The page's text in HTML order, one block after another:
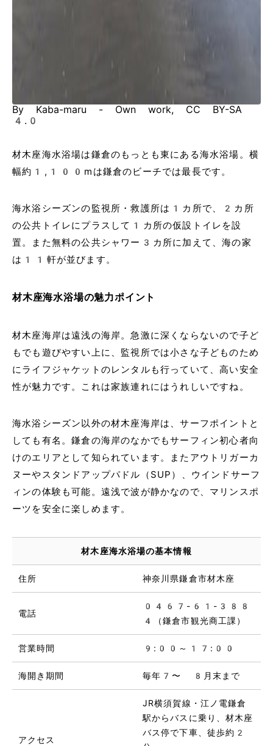
By Kaba-maru - Own work, CC BY-SA
4.0
材木座海水浴場は鎌倉のもっとも東にある海水浴場。横
幅約1,100mは鎌倉のビーチでは最長です。
海水浴シーズンの監視所・救護所は1カ所で、2カ所
の公共トイレにプラスして1カ所の仮設トイレを設
置。また無料の公共シャワー3カ所に加えて、海の家
は11軒が並びます。
材木座海水浴場の魅力ポイント
材木座海岸は遠浅の海岸。急激に深くならないので子ど
もでも遊びやすい上に、監視所では小さな子どものため
にライフジャケットのレンタルも行っていて、高い安全
性が魅力です。これは家族連れにはうれしいですね。
海水浴シーズン以外の材木座海岸は、サーフポイントと
しても有名。鎌倉の海岸のなかでもサーフィン初心者向
けのエリアとして知られています。またアウトリガーカ
ヌーやスタンドアップパドル（SUP）、ウインドサーフ
ィンの体験も可能。遠浅で波が静かなので、マリンスポ
ーツを安全に楽しめます。
材木座海水浴場の基本情報
住所 神奈川県鎌倉市材木座
電話
0467-61-388
4（鎌倉市観光商工課）
営業時間 9:00～17:00
海開き期間 毎年7〜 8月末まで
アクセス
JR横須賀線・江ノ電鎌倉
駅からバスに乗り、材木座
バス停で下車、徒歩約2